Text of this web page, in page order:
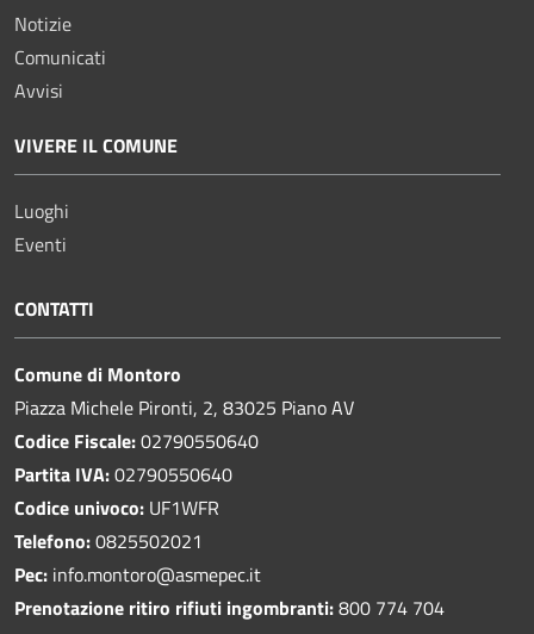
Notizie
Comunicati
Avvisi
VIVERE IL COMUNE
Luoghi
Eventi
CONTATTI
Comune di Montoro
Piazza Michele Pironti, 2, 83025 Piano AV
Codice Fiscale:02790550640
Partita IVA:02790550640
Codice univoco: UF1WFR
Telefono:0825502021
Pec: info.montoro@asmepec.it
Prenotazione ritiro rifiuti ingombranti:800 774 704